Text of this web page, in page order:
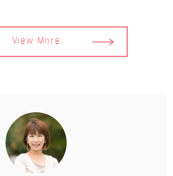
View More